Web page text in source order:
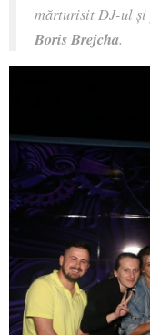
mărturisit DJ-ul și
Boris Brejcha.